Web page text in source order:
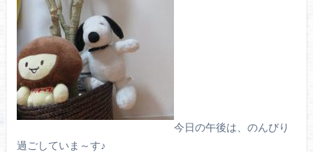
今日の午後は、のんびり
過ごしていま～す♪